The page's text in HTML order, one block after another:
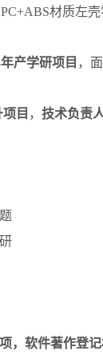
材质左
产学研项目 ，
目 ， 技术负责
，软件著作登